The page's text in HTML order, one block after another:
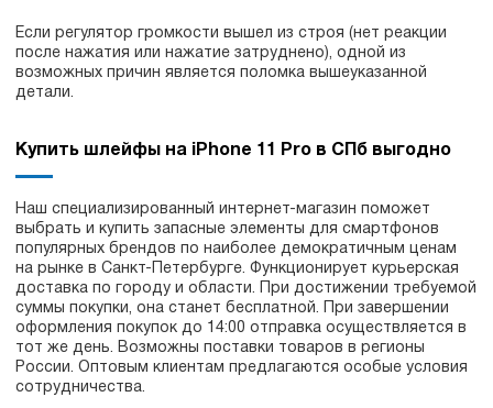
Если регулятор громкости вышел из строя (нет реакции
после нажатия или нажатие затруднено), одной из
возможных причин является поломка вышеуказанной
детали.
Купить шлейфы на iPhone 11 Pro в СПб выгодно
Наш специализированный интернет-магазин поможет
выбрать и купить запасные элементы для смартфонов
популярных брендов по наиболее демократичным ценам
на рынке в Санкт-Петербурге. Функционирует курьерская
доставка по городу и области. При достижении требуемой
суммы покупки, она станет бесплатной. При завершении
оформления покупок до 14:00 отправка осуществляется в
тот же день. Возможны поставки товаров в регионы
России. Оптовым клиентам предлагаются особые условия
сотрудничества.